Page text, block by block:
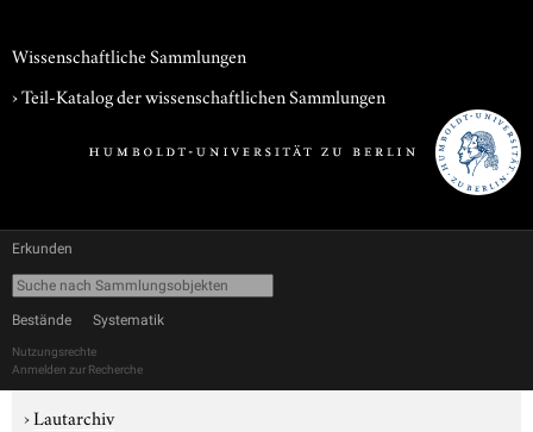
Wissenschaftliche Sammlungen
› Teil-Katalog der wissenschaftlichen Sammlungen
Erkunden
Bestände Systematik
Nutzungsrechte
Anmelden zur Recherche
›Lautarchiv